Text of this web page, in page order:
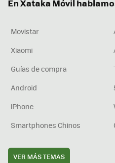
En Xataka Móvil
Movistar
Xiaomi
Guías de compra
Android
iPhone
Smartphones Chinos
VER MÁS TEMAS